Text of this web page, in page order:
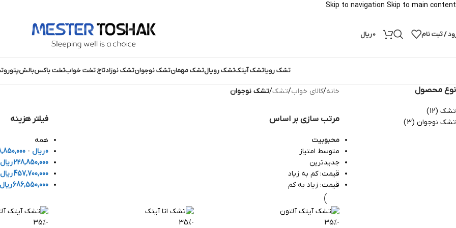
Skip to navigation Skip to main content
/ ثبت نام 0ریال
تشک رویاتشک آیتکتشک رویالتشک مهمانتشک نوجوانتشک نوزادتاج تخت خوابتخت باکسبالشپتو
نوع محصول
تشک (12)
تشک نوجوان (3)
خانه/کالای خواب/تشک/تشک نوجوان
مرتب سازی بر اساس
محبوبیت
متوسط امتیاز
جدیدترین
قیمت: کم به زیاد
قیمت: زیاد به کم
فیلتر هزینه
همه
0ریال -
228,850,000ریال
457,700,000ریال
686,550,000ریال
-35%
-35%
-35%